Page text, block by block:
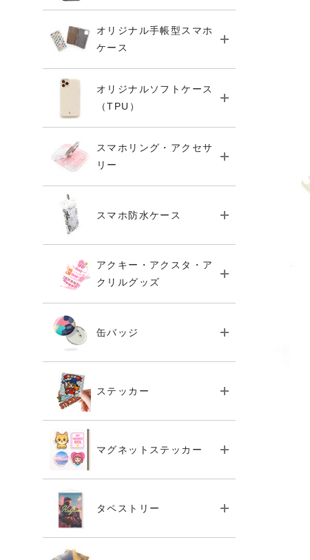
オリジナル手帳型スマホ
ケース
オリジナルソフトケース
（TPU）
スマホリング・アクセサ
リー
スマホ防水ケース
アクキー・アクスタ・ア
クリルグッズ
缶バッジ
ステッカー
マグネットステッカー
タペストリー